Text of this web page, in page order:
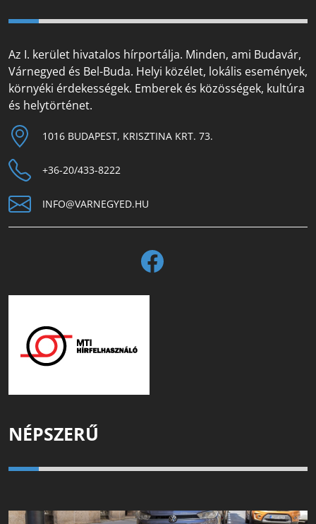
Az I. kerület hivatalos hírportálja. Minden, ami Budavár,
Várnegyed és Bel-Buda. Helyi közélet, lokális események,
környéki érdekességek. Emberek és közösségek, kultúra
és helytörténet.
1016 BUDAPEST, KRISZTINA KRT. 73.
+36-20/433-8222
INFO@VARNEGYED.HU
NÉPSZERŰ